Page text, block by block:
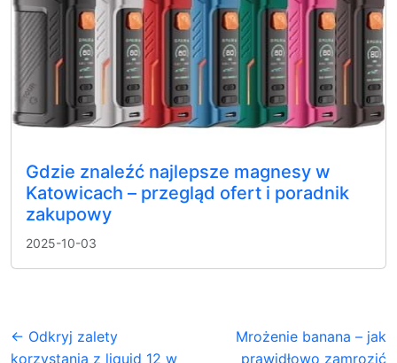
Gdzie znaleźć najlepsze magnesy w
Katowicach – przegląd ofert i poradnik
zakupowy
2025-10-03
← Odkryj zalety
korzystania z liquid 12 w
Mrożenie banana – jak
prawidłowo zamrozić